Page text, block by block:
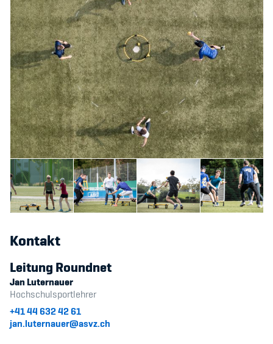
Kontakt
Leitung Roundnet
Jan Luternauer
Hochschulsportlehrer
+41 44 632 42 61
jan.luternauer@asvz.ch